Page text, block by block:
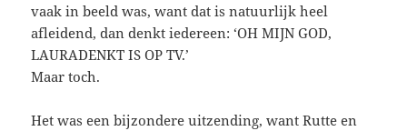
vaak in beeld was, want dat is natuurlijk heel
afleidend, dan denkt iedereen: ‘OH MIJN GOD,
LAURADENKT IS OP TV.’
Maar toch.
Het was een bijzondere uitzending, want Rutte en